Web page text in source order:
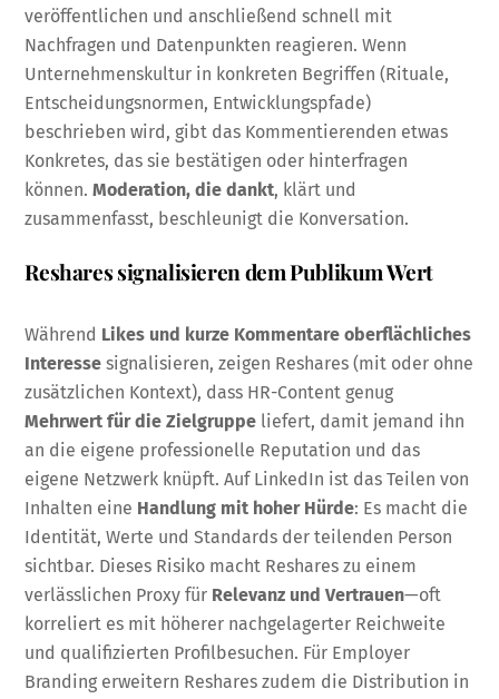
veröffentlichen und anschließend schnell mit
Nachfragen und Datenpunkten reagieren. Wenn
Unternehmenskultur in konkreten Begriffen (Rituale,
Entscheidungsnormen, Entwicklungspfade)
beschrieben wird, gibt das Kommentierenden etwas
Konkretes, das sie bestätigen oder hinterfragen
können.Moderation, die dankt, klärt und
zusammenfasst, beschleunigt die Konversation.
Reshares signalisieren dem Publikum Wert
Während Likes und kurze Kommentare oberflächliches
Interesse signalisieren, zeigen Reshares (mit oder ohne
zusätzlichen Kontext), dass HR-Content genug
Mehrwert für die Zielgruppe liefert, damit jemand ihn
an die eigene professionelle Reputation und das
eigene Netzwerk knüpft. Auf LinkedIn ist das Teilen von
Inhalten eine Handlung mit hoher Hürde: Es macht die
Identität, Werte und Standards der teilenden Person
sichtbar. Dieses Risiko macht Reshares zu einem
verlässlichen Proxy für Relevanz und Vertrauen—oft
korreliert es mit höherer nachgelagerter Reichweite
und qualifizierten Profilbesuchen. Für Employer
Branding erweitern Reshares zudem die Distribution in